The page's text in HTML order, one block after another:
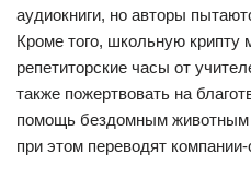
аудиокниги, но авторы
Кроме того, школьную крипту
репетиторские часы от
также пожертвовать на
помощь бездомным животным
при этом переводят